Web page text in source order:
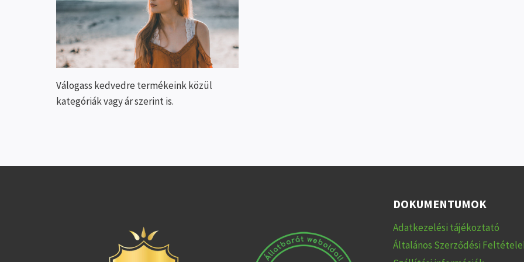
Válogass kedvedre termékeink közül
kategóriák vagy ár szerint is.
DOKUMENTUMOK
Adatkezelési tájékoztató
Általános Szerződési